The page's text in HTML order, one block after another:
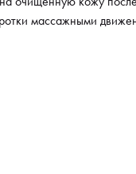
массажными